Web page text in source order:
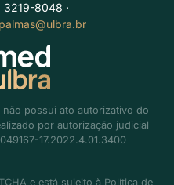
3219-8048 ·
possui ato autorizativo do
por autorização judicial
17.2022.4.01.3400
e está sujeito à Política de